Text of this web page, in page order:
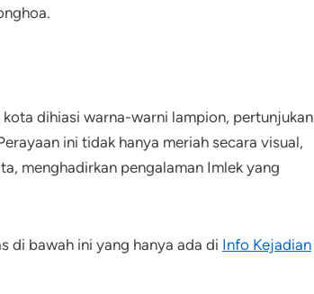
dihiasi warna-warni lampion, pertunjukan
ini tidak hanya meriah secara visual,
menghadirkan pengalaman Imlek yang
di bawah ini yang hanya ada di Info Kejadian